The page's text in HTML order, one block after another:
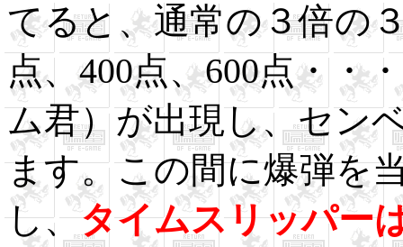
てると、通常の３倍の
点、400点、600点・・
ム君）が出現し、セン
ます。この間に爆弾を
し、タイムスリッパー